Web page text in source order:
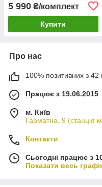
окремий підголовник)
Чорно-синій
5 990 ₴/комплект
Купити
Про нас
100% позитивних з 42
Працює з 19.06.2015
м. Київ
Гарматна, 9 (станція
Контакти
Сьогодні працює з
Показати весь